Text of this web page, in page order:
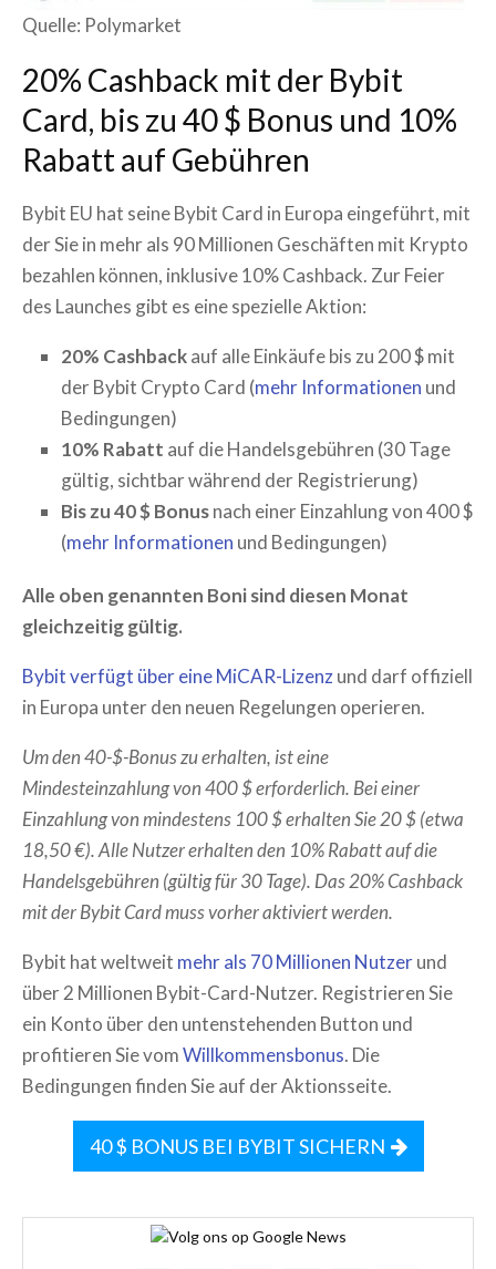
Quelle: Polymarket
20% Cashback mit der Bybit
Card, bis zu 40 $ Bonus und 10%
Rabatt auf Gebühren
Bybit EU hat seine Bybit Card in Europa eingeführt, mit
der Sie in mehr als 90 Millionen Geschäften mit Krypto
bezahlen können, inklusive 10% Cashback. Zur Feier
des Launches gibt es eine spezielle Aktion:
20% Cashbackauf alle Einkäufe bis zu 200 $ mit
der Bybit Crypto Card (mehr Informationen und
Bedingungen)
10% Rabatt auf die Handelsgebühren (30 Tage
gültig, sichtbar während der Registrierung)
Bis zu 40 $ Bonusnach einer Einzahlung von 400 $
(mehr Informationen und Bedingungen)
Alle oben genannten Boni sind diesen Monat
gleichzeitig gültig.
Bybit verfügt über eine MiCAR-Lizenzund darf offiziell
in Europa unter den neuen Regelungen operieren.
Um den 40-$-Bonus zu erhalten, ist eine
Mindesteinzahlung von 400 $ erforderlich. Bei einer
Einzahlung von mindestens 100 $ erhalten Sie 20 $ (etwa
18,50 €). Alle Nutzer erhalten den 10% Rabatt auf die
Handelsgebühren (gültig für 30 Tage). Das 20% Cashback
mit der Bybit Card muss vorher aktiviert werden.
Bybit hat weltweit mehr als 70 Millionen Nutzerund
über 2 Millionen Bybit-Card-Nutzer. Registrieren Sie
ein Konto über den untenstehenden Button und
profitieren Sie vomWillkommensbonus. Die
Bedingungen finden Sie auf der Aktionsseite.
40 $ BONUS BEI BYBIT SICHERN